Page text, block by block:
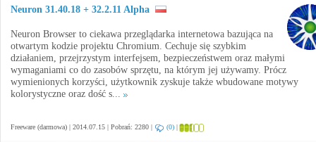
Neuron 31.40.18 + 32.2.11 Alpha
Neuron Browser to ciekawa przeglądarka internetowa bazująca na
otwartym kodzie projektu Chromium. Cechuje się szybkim
działaniem, przejrzystym interfejsem, bezpieczeństwem oraz małymi
wymaganiami co do zasobów sprzętu, na którym jej używamy. Prócz
wymienionych korzyści, użytkownik zyskuje także wbudowane motywy
kolorystyczne oraz dość s...
Freeware (darmowa) | 2014.07.15 | Pobrań: 2280 | (0) |